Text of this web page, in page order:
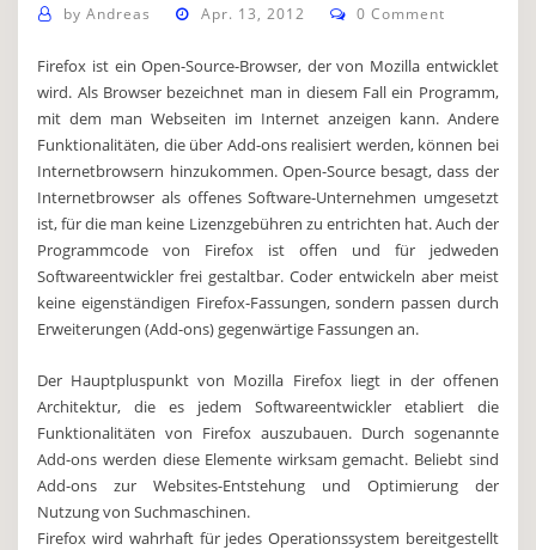
by Andreas Apr. 13, 2012 0 Comment
Firefox ist ein Open-Source-Browser, der von Mozilla entwicklet
wird. Als Browser bezeichnet man in diesem Fall ein Programm,
mit dem man Webseiten im Internet anzeigen kann. Andere
Funktionalitäten, die über Add-ons realisiert werden, können bei
Internetbrowsern hinzukommen. Open-Source besagt, dass der
Internetbrowser als offenes Software-Unternehmen umgesetzt
ist, für die man keine Lizenzgebühren zu entrichten hat. Auch der
Programmcode von Firefox ist offen und für jedweden
Softwareentwickler frei gestaltbar. Coder entwickeln aber meist
keine eigenständigen Firefox-Fassungen, sondern passen durch
Erweiterungen (Add-ons) gegenwärtige Fassungen an.
Der Hauptpluspunkt von Mozilla Firefox liegt in der offenen
Architektur, die es jedem Softwareentwickler etabliert die
Funktionalitäten von Firefox auszubauen. Durch sogenannte
Add-ons werden diese Elemente wirksam gemacht. Beliebt sind
Add-ons zur Websites-Entstehung und Optimierung der
Nutzung von Suchmaschinen.
Firefox wird wahrhaft für jedes Operationssystem bereitgestellt